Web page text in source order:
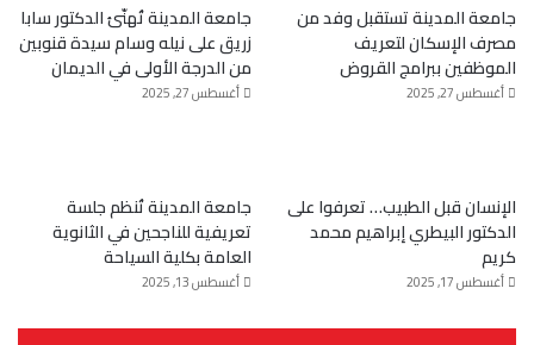
جامعة المدينة تستقبل وفد من
مصرف الإسكان لتعريف
الموظفين ببرامج القروض
أغسطس 27, 2025
جامعة المدينة تُهنّئ الدكتور سابا
زريق على نيله وسام سيدة قنوبين
من الدرجة الأولى في الديمان
أغسطس 27, 2025
الإنسان قبل الطبيب… تعرفوا على
الدكتور البيطري إبراهيم محمد
كريم
أغسطس 17, 2025
جامعة المدينة تُنظم جلسة
تعريفية للناجحين في الثانوية
العامة بكلية السياحة
أغسطس 13, 2025